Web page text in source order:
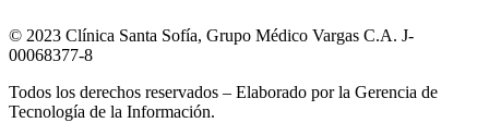
© 2023 Clínica Santa Sofía, Grupo Médico Vargas C.A. J-
00068377-8
Todos los derechos reservados – Elaborado por la Gerencia de
Tecnología de la Información.